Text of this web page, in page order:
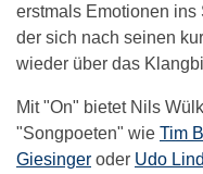
erstmals Emotionen
der sich nach seinen
wieder über das
Mit "On" bietet Nils
"Songpoeten" wie Tim
Giesinger oder Udo